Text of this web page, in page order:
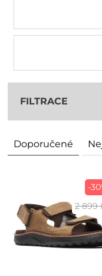
FILTRACE
Doporučené
-
2 899